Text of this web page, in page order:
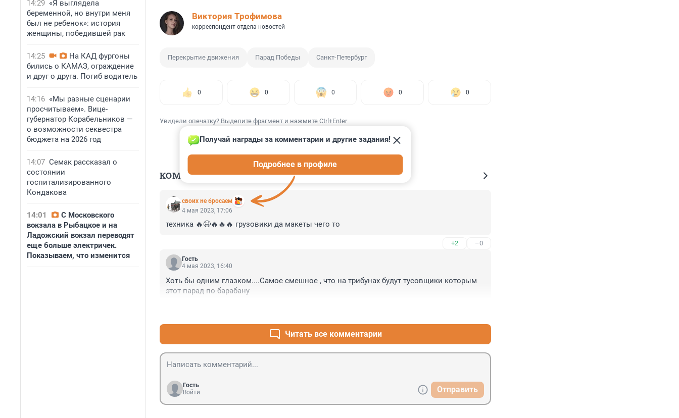
14:29 «Я выглядела
беременной, но внутри меня
был не ребенок»: история
женщины, победившей рак
14:25
На КАД фургоны
бились о КАМАЗ, ограждение
и друг о друга. Погиб водитель
14:16 «Мы разные сценарии
просчитываем». Вице-
губернатор Корабельников —
о возможности секвестра
бюджета на 2026 год
14:07 Семак рассказал о
состоянии
госпитализированного
Кондакова
14:01
С Московского
вокзала в Рыбацкое и на
Ладожский вокзал переводят
еще больше электричек.
Показываем, что изменится
Виктория Трофимова
корреспондент отдела новостей
Перекрытие движения Парад Победы Санкт-Петербург
0 0 0 0 0
Увидели опечатку? Выделите фрагмент и нажмите Ctrl+Enter
КОММЕНТАРИИ 39
своих не бросаем
Получай награды за комментарии и другие задания!
Подробнее в профиле
4 мая 2023, 17:06
техника 🔥😆🔥🔥🔥 грузовики да макеты чего то
+2 –0
Гость
4 мая 2023, 16:40
Хоть бы одним глазком....Самое смешное , что на трибунах будут тусовщики которым
этот парад по барабану
Читать все комментарии
Гость
Войти
Отправить